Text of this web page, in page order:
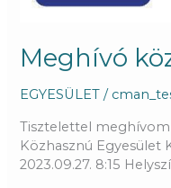
Meghívó
EGYESÜLET /
Tisztelettel meghívom
Közhasznú Egyesület
2023.09.27. 8:15